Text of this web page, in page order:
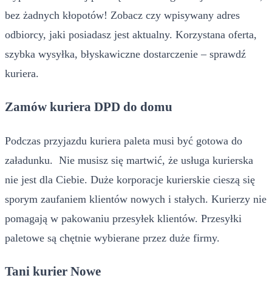
bez żadnych kłopotów! Zobacz czy wpisywany adres
odbiorcy, jaki posiadasz jest aktualny. Korzystana oferta,
szybka wysyłka, błyskawiczne dostarczenie – sprawdź
kuriera.
Zamów kuriera DPD do domu
Podczas przyjazdu kuriera paleta musi być gotowa do
załadunku. Nie musisz się martwić, że usługa kurierska
nie jest dla Ciebie. Duże korporacje kurierskie cieszą się
sporym zaufaniem klientów nowych i stałych. Kurierzy nie
pomagają w pakowaniu przesyłek klientów. Przesyłki
paletowe są chętnie wybierane przez duże firmy.
Tani kurier Nowe